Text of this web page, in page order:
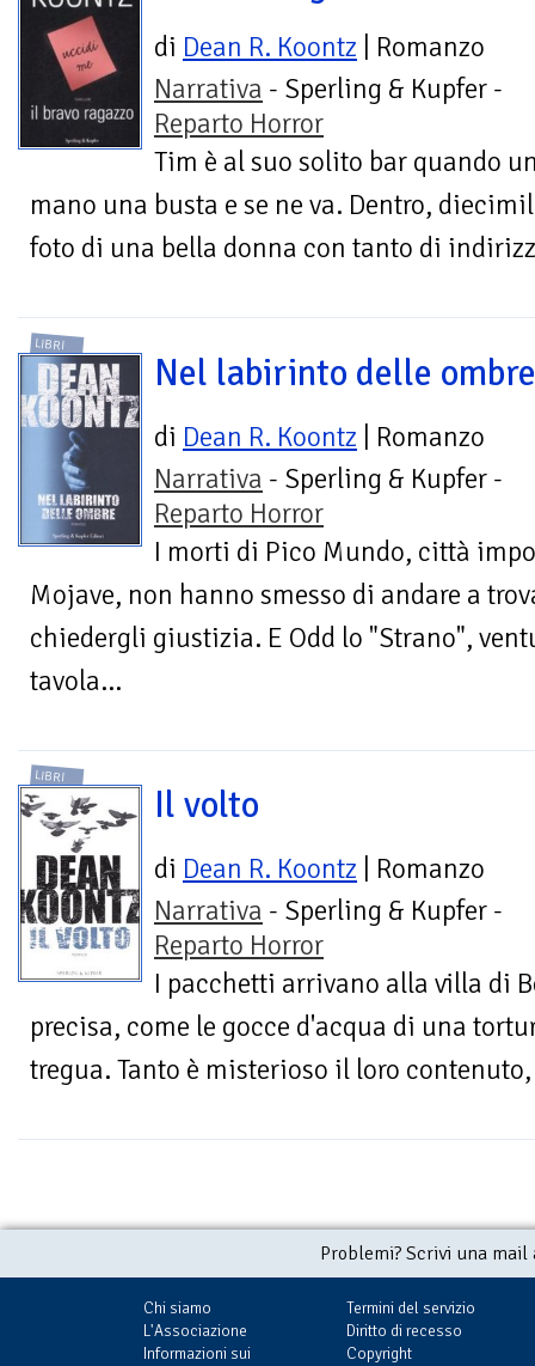
di Dean R. Koontz | Romanzo
Narrativa - Sperling & Kupfer -
Reparto Horror
Tim è al suo solito bar quando
mano una busta e se ne va. Dentro,
foto di una bella donna con tanto di
LIBRI
Nel labirinto delle ombre
di Dean R. Koontz | Romanzo
Narrativa - Sperling & Kupfer -
Reparto Horror
I morti di Pico Mundo, città
Mojave, non hanno smesso di andare a
chiedergli giustizia. E Odd lo "Strano",
tavola...
LIBRI
Il volto
di Dean R. Koontz | Romanzo
Narrativa - Sperling & Kupfer -
Reparto Horror
I pacchetti arrivano alla villa di
precisa, come le gocce d'acqua di una
tregua. Tanto è misterioso il loro
Problemi? Scrivi una
Chi siamo
L'Associazione
Informazioni sui
Termini del servizio
Diritto di recesso
Copyright